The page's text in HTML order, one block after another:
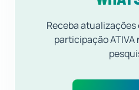
Receba
participação ATIVA